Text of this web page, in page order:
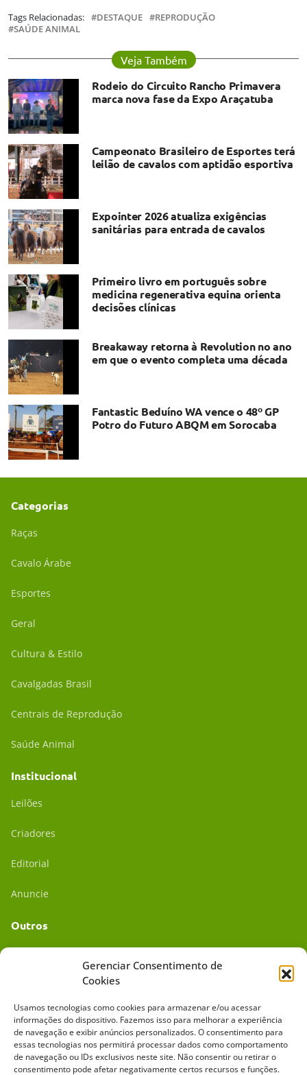
Gerenciar Consentimento de
Cookies
Usamos tecnologias como cookies para armazenar e/ou acessar
informações do dispositivo. Fazemos isso para melhorar a experiência
de navegação e exibir anúncios personalizados. O consentimento para
essas tecnologias nos permitirá processar dados como comportamento
de navegação ou IDs exclusivos neste site. Não consentir ou retirar o
consentimento pode afetar negativamente certos recursos e funções.
Tags Relacionadas: DESTAQUE
REPRODUÇÃO
SAÚDE ANIMAL
Veja Também
Rodeio do Circuito Rancho Primavera
marca nova fase da Expo Araçatuba
Campeonato Brasileiro de Esportes terá
leilão de cavalos com aptidão esportiva
Expointer 2026 atualiza exigências
sanitárias para entrada de cavalos
Primeiro livro em português sobre
medicina regenerativa equina orienta
decisões clínicas
Breakaway retorna à Revolution no ano
em que o evento completa uma década
Fantastic Beduíno WA vence o 48º GP
Potro do Futuro ABQM em Sorocaba
Categorias
Raças
Cavalo Árabe
Esportes
Geral
Cultura & Estilo
Cavalgadas Brasil
Centrais de Reprodução
Saúde Animal
Institucional
Leilões
Criadores
Editorial
Anuncie
Outros
Mídia Kit